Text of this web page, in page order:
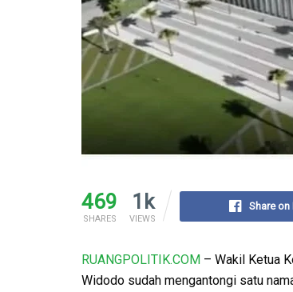
469
SHARES
1k
VIEWS
Share
RUANGPOLITIK.COM – Wakil Ketua
Widodo sudah mengantongi satu